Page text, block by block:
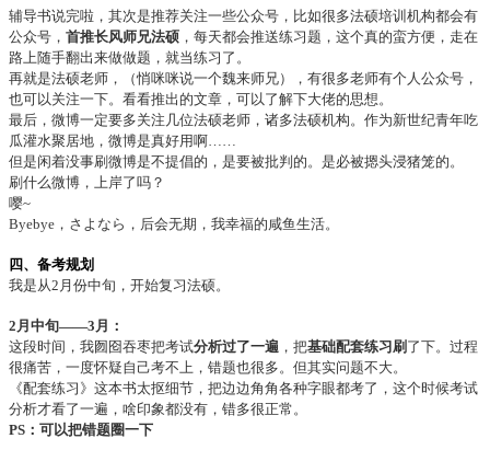
辅导书说完啦，其次是推荐关注一些公众号，比如很多法硕培训机构都会有
公众号， 首推长风师兄法硕 ，每天都会推送练习题，这个真的蛮方便，走在
路上随手翻出来做做题，就当练习了。
再就是法硕老师，（悄咪咪说一个魏来师兄），有很多老师有个人公众号，
也可以关注一下。看看推出的文章，可以了解下大佬的思想。
最后，微博一定要多关注几位法硕老师，诸多法硕机构。作为新世纪青年吃
瓜灌水聚居地，微博是真好用啊……
但是闲着没事刷微博是不提倡的，是要被批判的。是必被摁头浸猪笼的。
刷什么微博，上岸了吗？
嘤~
Byebye，さよなら，后会无期，我幸福的咸鱼生活。
四、备考规划
我是从2月份中旬，开始复习法硕。
2月中旬——3月：
这段时间，我囫囵吞枣把考试分析过了一遍 ，把基础配套练习刷 了下。过程
很痛苦，一度怀疑自己考不上，错题也很多。但其实问题不大。
《配套练习》这本书太抠细节，把边边角角各种字眼都考了，这个时候考试
分析才看了一遍，啥印象都没有，错多很正常。
PS：可以把错题圈一下